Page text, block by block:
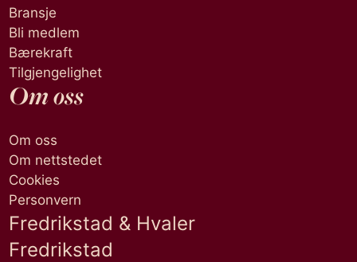
Bransje
Bli medlem
Bærekraft
Tilgjengelighet
Om oss
Om oss
Om nettstedet
Cookies
Personvern
Fredrikstad & Hvaler
Fredrikstad